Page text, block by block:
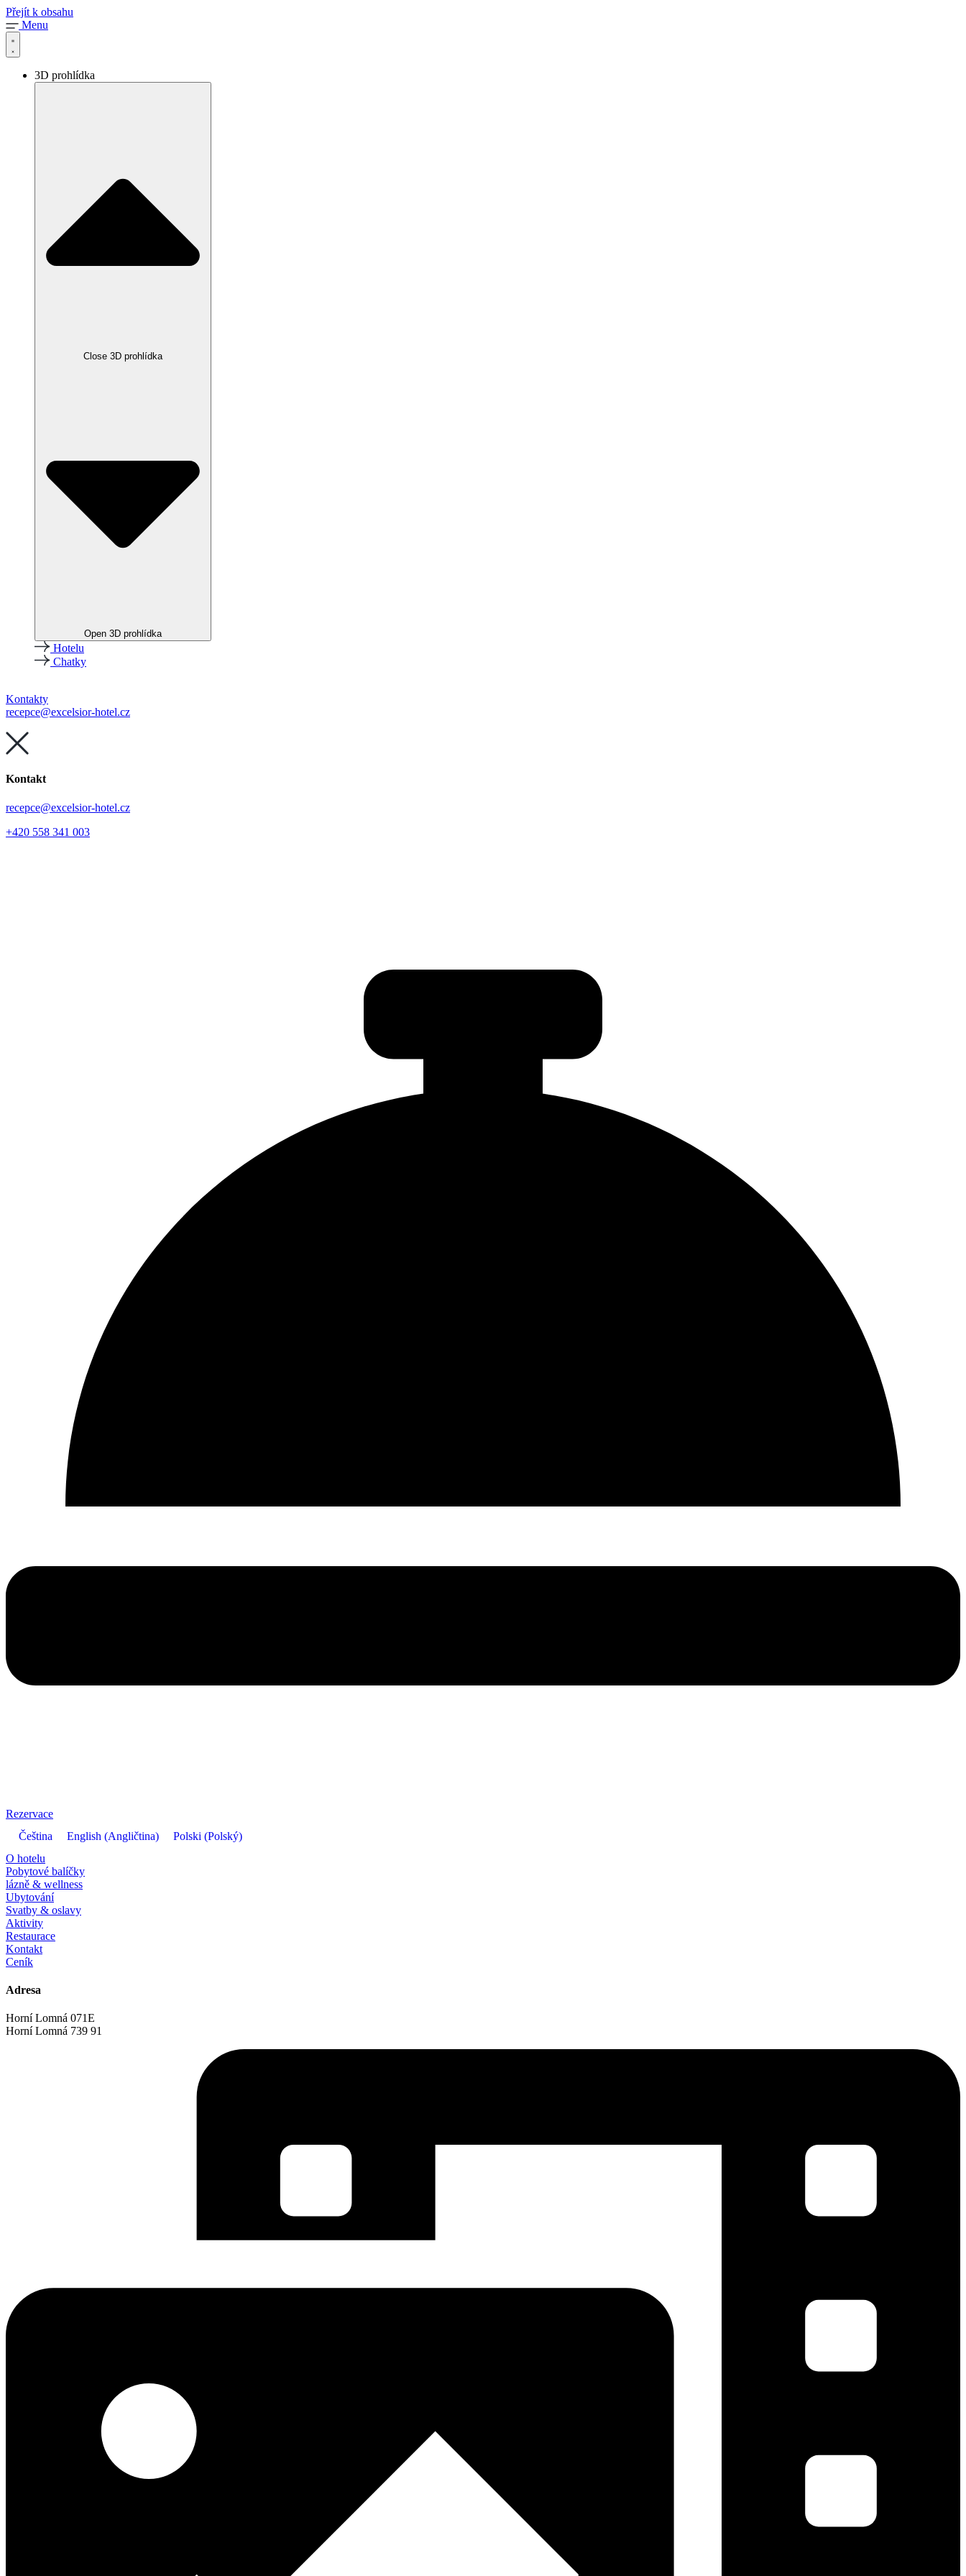
Přejít k obsahu
Menu
3D prohlídka
Close 3D prohlídka
Open 3D prohlídka
Hotelu
Chatky
Kontakty
recepce@excelsior-hotel.cz
Kontakt
recepce@excelsior-hotel.cz
+420 558 341 003
Rezervace
Čeština
English (Angličtina) Polski (Polský)
O hotelu
Pobytové balíčky
lázně & wellness
Ubytování
Svatby & oslavy
Aktivity
Restaurace
Kontakt
Ceník
Adresa
Horní Lomná 071E
Horní Lomná 739 91